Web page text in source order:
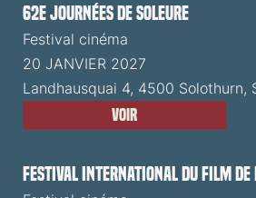
62e Journées de Soleure
Festival cinéma
20 JANVIER 2027
Landhausquai 4, 4500 Solothurn,
Voir
Festival International du Film